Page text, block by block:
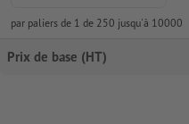
par paliers de 1 de 250 jusqu'à 10000
Prix de base (HT)